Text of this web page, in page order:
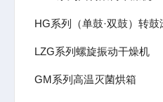
LZG系列螺旋振动干燥机
GM系列高温灭菌烘箱